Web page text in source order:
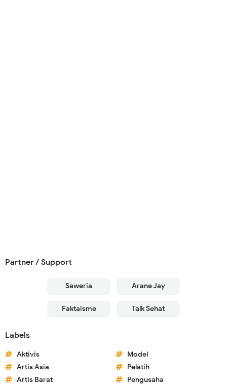
Partner / Support
Saweria Arane Jay
Faktaisme Talk Sehat
Labels
Aktivis
Artis Asia
Artis Barat
Model
Pelatih
Pengusaha